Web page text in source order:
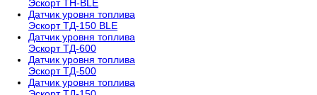
Эскорт TH-BLE
Датчик уровня топлива
Эскорт ТД-150 BLE
Датчик уровня топлива
Эскорт ТД-600
Датчик уровня топлива
Эскорт ТД-500
Датчик уровня топлива